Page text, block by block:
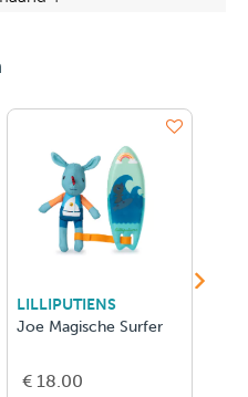
LILLIPUTIENS
Joe Magische Surfer
€ 18.00